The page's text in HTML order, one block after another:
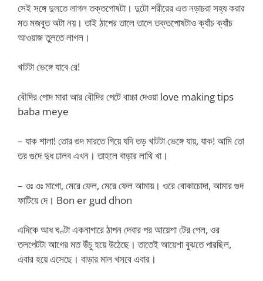
সেই সঙ্গে দুলতে লাগল তক্তপোষটা। দুটো শরীরের এত নড়াচরা সহ্য করার
মত মজবুত অটা নয়। তাই ঠাপের তালে তালে তক্তপোষটাও ক্যাঁচ ক্যাঁচ
আওয়াজ তুলতে লাগল।
খাটটা ভেঙ্গে যাবে রে!
বৌদির পোদ মারা আর বৌদির পেটে বাচ্চা দেওয়া love making tips
baba meye
– যাক শালা! তোর গুদ মারতে গিয়ে যদি তড় খাটটা ভেঙ্গে যায়, যাক! আমি তো
তর গুদে দুধ ঢালব এখন। তাহলে বাড়ার লাথি খা।
– ওঃ ওঃ মাগো, মেরে ফেল, মেরে ফেল আমায়। ওরে বোকাচোদা, আমার গুদ
ফাটিয়ে দে। Bon er gud dhon
এদিকে আধ ঘণ্টা একনাগারে ঠাপন দেবার পর আয়েশা টের পেল, ওর
তলপেটটা আগের মত উঁচু হয়ে উঠেছে। তাতেই আয়েশা বুঝতে পারছিল,
এবার হয়ে এসেছে। বাড়ার মাল খসবে এবার।